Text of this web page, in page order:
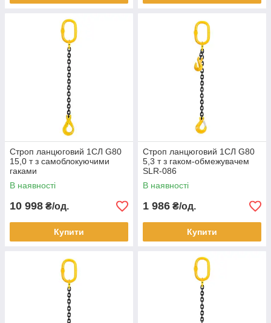
Строп ланцюговий 1СЛ G80
15,0 т з самоблокуючими
гаками
В наявності
10 998 ₴/од.
Купити
Строп ланцюговий 1СЛ G80
5,3 т з гаком-обмежувачем
SLR-086
В наявності
1 986 ₴/од.
Купити